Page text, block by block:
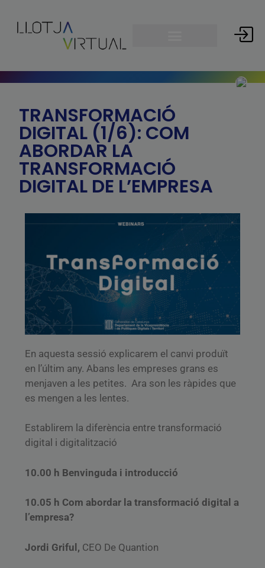
TRANSFORMACIÓ
DIGITAL (1/6): COM
ABORDAR LA
TRANSFORMACIÓ
DIGITAL DE L’EMPRESA
En aquesta sessió explicarem el canvi produït
en l’últim any. Abans les empreses grans es
menjaven a les petites. Ara son les ràpides que
es mengen a les lentes.
Establirem la diferència entre transformació
digital i digitalització
10.00 h Benvinguda i introducció
10.05 h Com abordar la transformació digital a
l’empresa?
Jordi Griful, CEO De Quantion